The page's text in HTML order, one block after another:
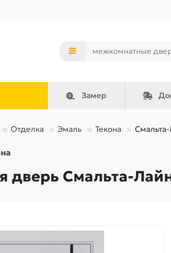
Замер
Отделка Эмаль Текона
дверь Смальта-